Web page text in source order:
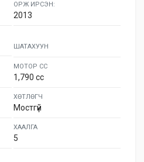
ОРЖ ИРСЭН:
2013
ШАТАХУУН
МОТОР СС
1,790 cc
ХӨТЛӨГЧ
Мостгүй
ХААЛГА
5